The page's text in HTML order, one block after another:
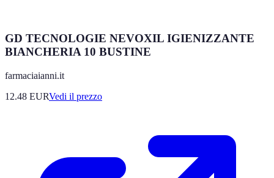
GD TECNOLOGIE NEVOXIL IGIENIZZANTE
BIANCHERIA 10 BUSTINE
farmaciaianni.it
12.48 EURVedi il prezzo